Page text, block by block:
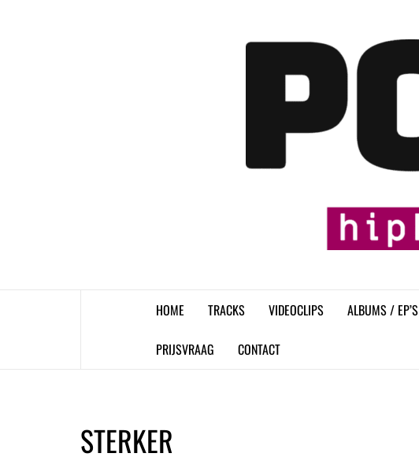
HOME TRACKS VIDEOCLIPS ALBUMS / EP’S
PRIJSVRAAG CONTACT
STERKER